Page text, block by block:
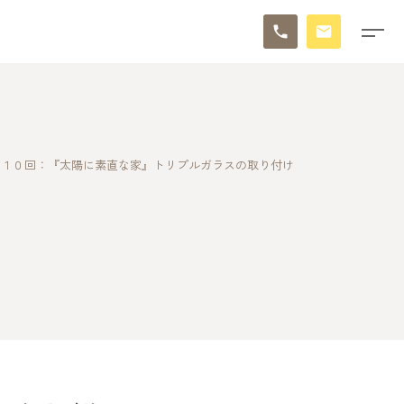
０回：『太陽に素直な家』トリプルガラスの取り付け